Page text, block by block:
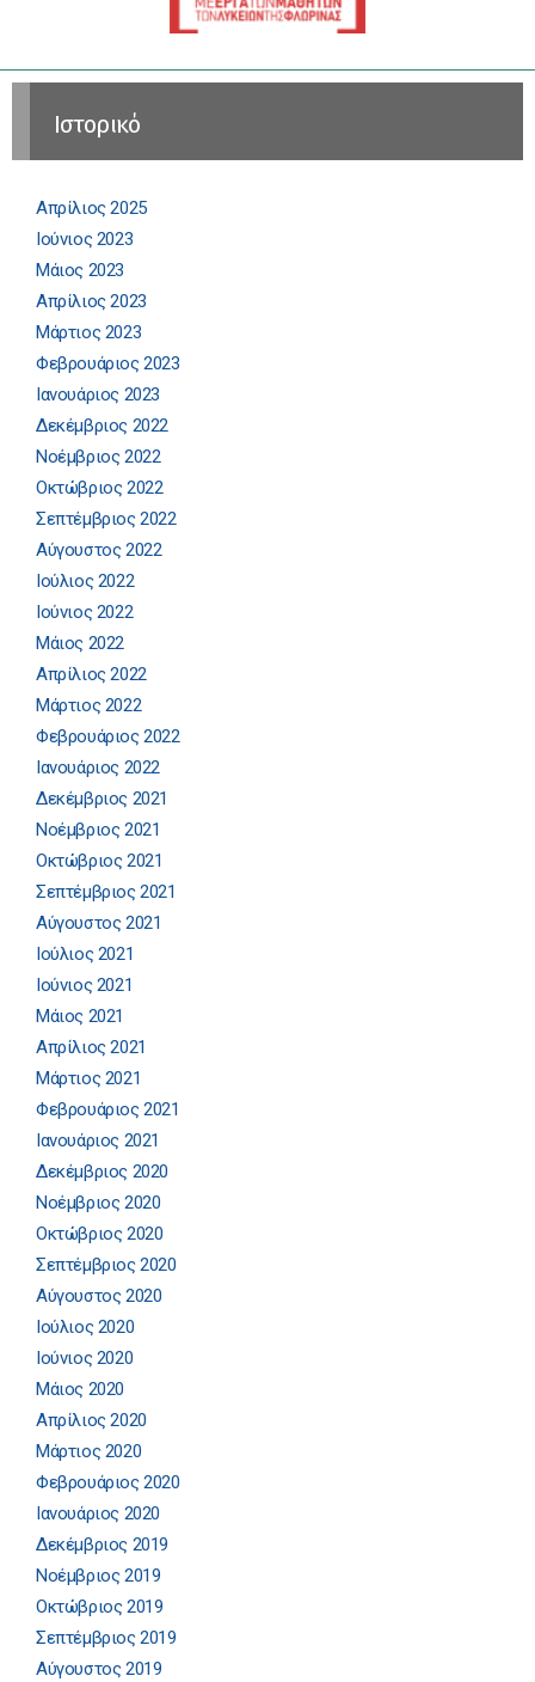
Ιστορικό
Απρίλιος 2025
Ιούνιος 2023
Μάιος 2023
Απρίλιος 2023
Μάρτιος 2023
Φεβρουάριος 2023
Ιανουάριος 2023
Δεκέμβριος 2022
Νοέμβριος 2022
Οκτώβριος 2022
Σεπτέμβριος 2022
Αύγουστος 2022
Ιούλιος 2022
Ιούνιος 2022
Μάιος 2022
Απρίλιος 2022
Μάρτιος 2022
Φεβρουάριος 2022
Ιανουάριος 2022
Δεκέμβριος 2021
Νοέμβριος 2021
Οκτώβριος 2021
Σεπτέμβριος 2021
Αύγουστος 2021
Ιούλιος 2021
Ιούνιος 2021
Μάιος 2021
Απρίλιος 2021
Μάρτιος 2021
Φεβρουάριος 2021
Ιανουάριος 2021
Δεκέμβριος 2020
Νοέμβριος 2020
Οκτώβριος 2020
Σεπτέμβριος 2020
Αύγουστος 2020
Ιούλιος 2020
Ιούνιος 2020
Μάιος 2020
Απρίλιος 2020
Μάρτιος 2020
Φεβρουάριος 2020
Ιανουάριος 2020
Δεκέμβριος 2019
Νοέμβριος 2019
Οκτώβριος 2019
Σεπτέμβριος 2019
Αύγουστος 2019